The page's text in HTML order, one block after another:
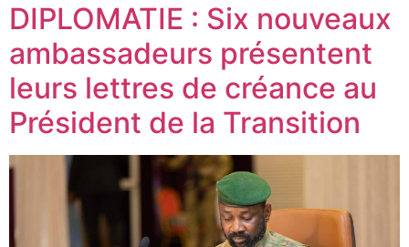
DIPLOMATIE : Six nouveaux
ambassadeurs présentent
leurs lettres de créance au
Président de la Transition